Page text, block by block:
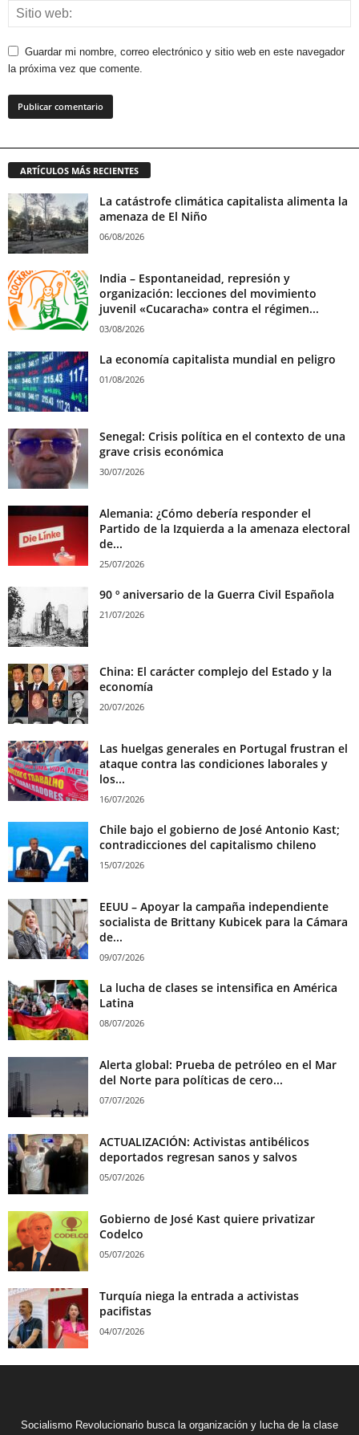
Guardar mi nombre, correo electrónico y sitio web en este navegador
la próxima vez que comente.
ARTÍCULOS MÁS RECIENTES
La catástrofe climática capitalista alimenta la
amenaza de El Niño
06/08/2026
India – Espontaneidad, represión y
organización: lecciones del movimiento
juvenil «Cucaracha» contra el régimen...
03/08/2026
La economía capitalista mundial en peligro
01/08/2026
Senegal: Crisis política en el contexto de una
grave crisis económica
30/07/2026
Alemania: ¿Cómo debería responder el
Partido de la Izquierda a la amenaza electoral
de...
25/07/2026
90 º aniversario de la Guerra Civil Española
21/07/2026
China: El carácter complejo del Estado y la
economía
20/07/2026
Las huelgas generales en Portugal frustran el
ataque contra las condiciones laborales y
los...
16/07/2026
Chile bajo el gobierno de José Antonio Kast;
contradicciones del capitalismo chileno
15/07/2026
EEUU – Apoyar la campaña independiente
socialista de Brittany Kubicek para la Cámara
de...
09/07/2026
La lucha de clases se intensifica en América
Latina
08/07/2026
Alerta global: Prueba de petróleo en el Mar
del Norte para políticas de cero...
07/07/2026
ACTUALIZACIÓN: Activistas antibélicos
deportados regresan sanos y salvos
05/07/2026
Gobierno de José Kast quiere privatizar
Codelco
05/07/2026
Turquía niega la entrada a activistas
pacifistas
04/07/2026
Socialismo Revolucionario busca la organización y lucha de la clase